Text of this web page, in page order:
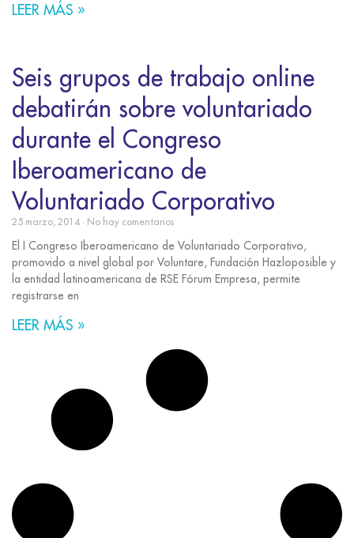
LEER MÁS »
Seis grupos de trabajo online
debatirán sobre voluntariado
durante el Congreso
Iberoamericano de
Voluntariado Corporativo
25 marzo, 2014 No hay comentarios
El I Congreso Iberoamericano de Voluntariado Corporativo,
promovido a nivel global por Voluntare, Fundación Hazloposible y
la entidad latinoamericana de RSE Fórum Empresa, permite
registrarse en
LEER MÁS »